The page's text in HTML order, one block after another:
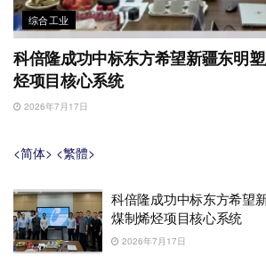
综合工业
科倍隆成功中标东方希望新疆东明
烃项目核心系统
2026年7月17日
<简体> <繁體>
科倍隆成功中标东方希望
煤制烯烃项目核心系统
2026年7月17日